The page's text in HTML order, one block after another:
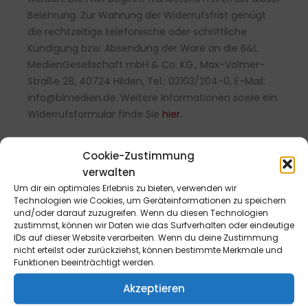
Cookie-Zustimmung
verwalten
Um dir ein optimales Erlebnis zu bieten, verwenden wir
Technologien wie Cookies, um Geräteinformationen zu speichern
und/oder darauf zuzugreifen. Wenn du diesen Technologien
zustimmst, können wir Daten wie das Surfverhalten oder eindeutige
IDs auf dieser Website verarbeiten. Wenn du deine Zustimmung
nicht erteilst oder zurückziehst, können bestimmte Merkmale und
Funktionen beeinträchtigt werden.
Akzeptieren
Belehrung. Zur Wahrung der Widerrufsfrist genügt
die rechtzeitige telefonische oder schriftliche
Kündigung bzw. Absendung der Ware an die B&L
MedienGesellschaft mbH & Co. KG., Max-Volmer-
Straße 28, 40724 Hilden, Tel.: 02103/204-0, E-Mail:
info@blmedien.de. Weitere Informationen sowie ein
Widerrufsformular finde Sie hier.